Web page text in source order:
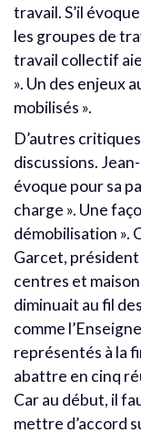
travail. S’il
les groupes de
travail collectif
». Un des enjeux
mobilisés ».
D’autres
discussions.
évoque pour sa
charge ». Une
démobilisation ».
Garcet, président
centres et
diminuait au fil
comme
représentés à la
abattre en cinq
Car au début, il
mettre d’accord